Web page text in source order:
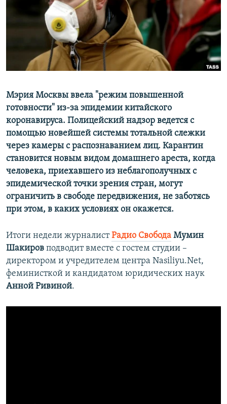
ПОБЕДИТЕЛЕЙ НЕ СУДЯТ?
КРЫМ.НЕПОКОРЕННЫЙ
УКРАИНСКАЯ ПРОБЛЕМА КРЫМА
ПРИСОЕДИНЯЙТЕСЬ!
Мэрия Москвы ввела "режим повышенной
готовности" из-за эпидемии китайского
коронавируса. Полицейский надзор ведется с
помощью новейшей системы тотальной слежки
через камеры с распознаванием лиц. Карантин
становится новым видом домашнего ареста, когда
человека, приехавшего из неблагополучных с
эпидемической точки зрения стран, могут
ограничить в свободе передвижения, не заботясь
при этом, в каких условиях он окажется.
Итоги недели журналистРадио Свобода Мумин
Шакиров подводит вместе с гостем студии –
директором и учредителем центра Nasiliyu.Net,
феминисткой и кандидатом юридических наук
Анной Ривиной.